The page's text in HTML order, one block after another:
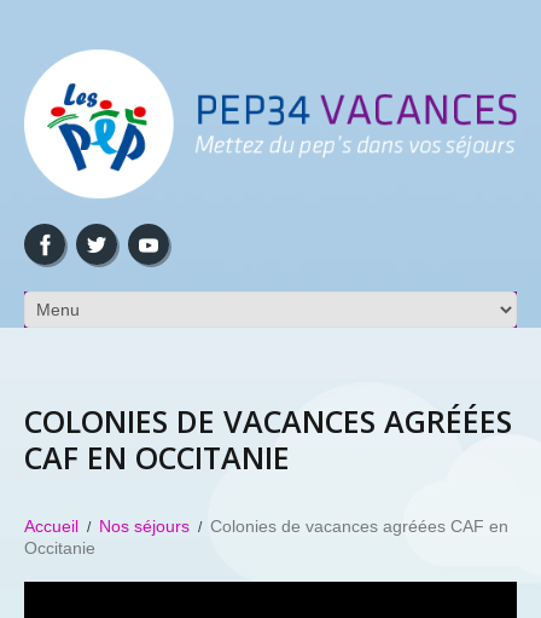
COLONIES DE VACANCES AGRÉÉES
CAF EN OCCITANIE
Accueil Nos séjours
Colonies de vacances agréées CAF en
Occitanie